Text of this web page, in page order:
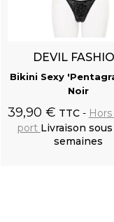
DEVIL
Bikini Sexy
Noir
39,90 € TTC
port Livraison sous
semaines